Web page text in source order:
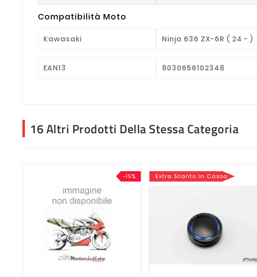
Compatibilità Moto
Kawasaki Ninja 636 ZX-6R ( 24 - )
EAN13 8030656102348
16 Altri Prodotti Della Stessa Categoria
-15% Extra Sconto In Cassa